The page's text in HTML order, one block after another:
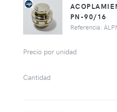
PN-90/16
Referencia:
Precio por unidad
Cantidad